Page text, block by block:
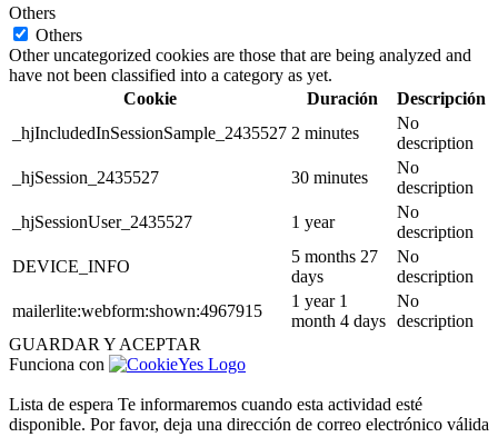
Others
Others
Other uncategorized cookies are those that are being analyzed and
have not been classified into a category as yet.
Cookie
Duración
Descripción
_hjIncludedInSessionSample_2435527 2 minutes
No
description
_hjSession_2435527
30 minutes
No
description
_hjSessionUser_2435527
1 year
No
description
DEVICE_INFO
5 months 27
days
No
description
mailerlite:webform:shown:4967915
1 year 1
month 4 days
No
description
GUARDAR Y ACEPTAR
Funciona con
Lista de espera Te informaremos cuando esta actividad esté
disponible. Por favor, deja una dirección de correo electrónico válida